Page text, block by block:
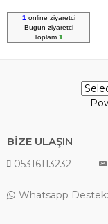
1online ziyaretci
Bugun ziyaretci
Toplam 1
BİZE ULAŞIN
05316113232
Whatsapp Destek: